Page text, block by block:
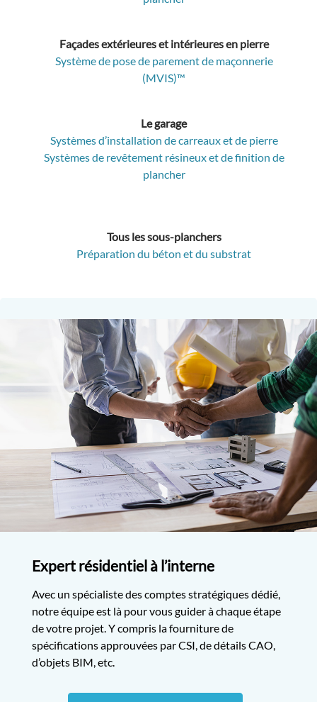
Façades extérieures et intérieures en pierre
Système de pose de parement de maçonnerie
(MVIS)™
Le garage
Systèmes d’installation de carreaux et de pierre
Systèmes de revêtement résineux et de finition de
plancher
Tous les sous-planchers
Préparation du béton et du substrat
Expert résidentiel à l’interne
Avec un spécialiste des comptes stratégiques dédié,
notre équipe est là pour vous guider à chaque étape
de votre projet. Y compris la fourniture de
spécifications approuvées par CSI, de détails CAO,
d’objets BIM, etc.